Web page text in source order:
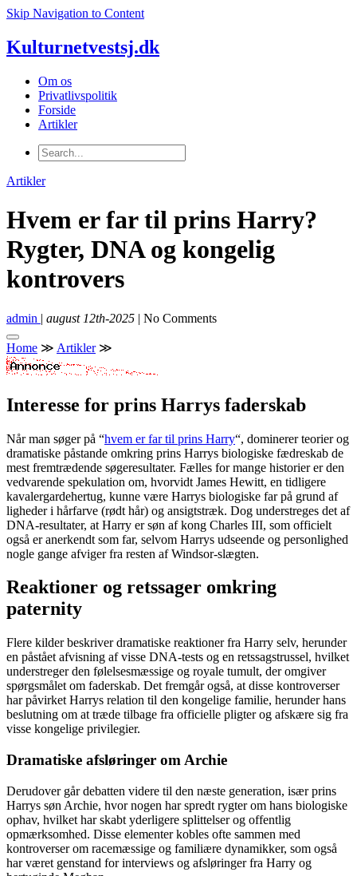
Skip Navigation to Content
Kulturnetvestsj.dk
Om os
Privatlivspolitik
Forside
Artikler
Artikler
Hvem er far til prins Harry?
Rygter, DNA og kongelig
kontrovers
admin | august 12th-2025 | No Comments
Home ≫ Artikler≫
Interesse for prins Harrys faderskab
Når man søger på “hvem er far til prins Harry“, dominerer teorier og
dramatiske påstande omkring prins Harrys biologiske fædreskab de
mest fremtrædende søgeresultater. Fælles for mange historier er den
vedvarende spekulation om, hvorvidt James Hewitt, en tidligere
kavalergardehertug, kunne være Harrys biologiske far på grund af
ligheder i hårfarve (rødt hår) og ansigtstræk. Dog understreges det af
DNA-resultater, at Harry er søn af kong Charles III, som officielt
også er anerkendt som far, selvom Harrys udseende og personlighed
nogle gange afviger fra resten af Windsor-slægten.
Reaktioner og retssager omkring
paternity
Flere kilder beskriver dramatiske reaktioner fra Harry selv, herunder
en påstået afvisning af visse DNA-tests og en retssagstrussel, hvilket
understreger den følelsesmæssige og royale tumult, der omgiver
spørgsmålet om faderskab. Det fremgår også, at disse kontroverser
har påvirket Harrys relation til den kongelige familie, herunder hans
beslutning om at træde tilbage fra officielle pligter og afskære sig fra
visse kongelige privilegier.
Dramatiske afsløringer om Archie
Derudover går debatten videre til den næste generation, især prins
Harrys søn Archie, hvor nogen har spredt rygter om hans biologiske
ophav, hvilket har skabt yderligere splittelser og offentlig
opmærksomhed. Disse elementer kobles ofte sammen med
kontroverser om racemæssige og familiære dynamikker, som også
har været genstand for interviews og afsløringer fra Harry og